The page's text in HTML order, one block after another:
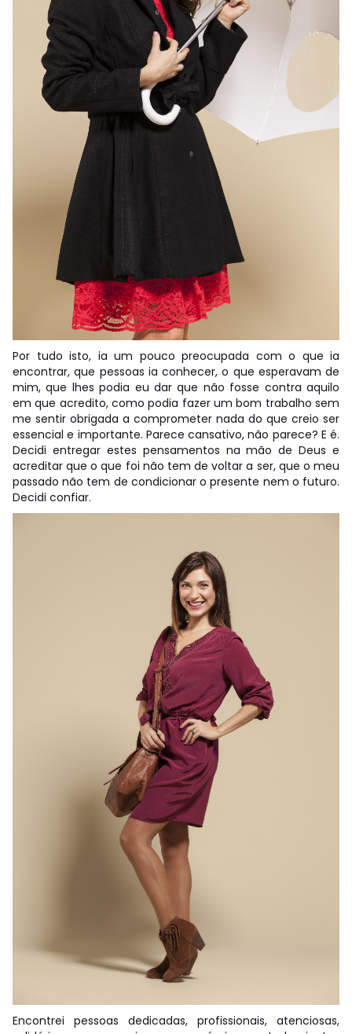
Por tudo isto, ia um pouco preocupada com o que ia
encontrar, que pessoas ia conhecer, o que esperavam de
mim, que lhes podia eu dar que não fosse contra aquilo
em que acredito, como podia fazer um bom trabalho sem
me sentir obrigada a comprometer nada do que creio ser
essencial e importante. Parece cansativo, não parece? E é.
Decidi entregar estes pensamentos na mão de Deus e
acreditar que o que foi não tem de voltar a ser, que o meu
passado não tem de condicionar o presente nem o futuro.
Decidi confiar.
Encontrei pessoas dedicadas, profissionais, atenciosas,